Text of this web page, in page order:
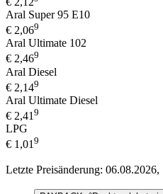
Aral Super 95 E10
€ 2,069
Aral Ultimate 102
€ 2,469
Aral Diesel
€ 2,149
Aral Ultimate Diesel
€ 2,41 9
LPG
€ 1,019
Letzte Preisänderung: